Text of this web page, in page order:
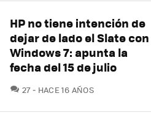
HP no tiene intención de
dejar de lado el Slate con
Windows 7: apunta la
fecha del 15 de julio
27COMENTARIOS
HACE 16 AÑOS